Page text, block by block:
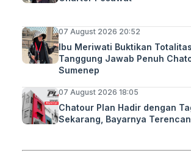
07 August 2026 20:52
Ibu Meriwati Buktikan
Tanggung Jawab Penuh
Sumenep
07 August 2026 18:05
Chatour Plan Hadir dengan
Sekarang, Bayarnya